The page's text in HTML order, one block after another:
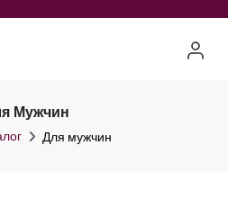
Мужчин
Для мужчин